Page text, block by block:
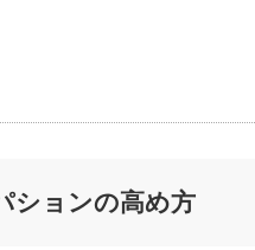
ションの高め方